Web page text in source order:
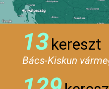
13kereszt
Bács-Kiskun